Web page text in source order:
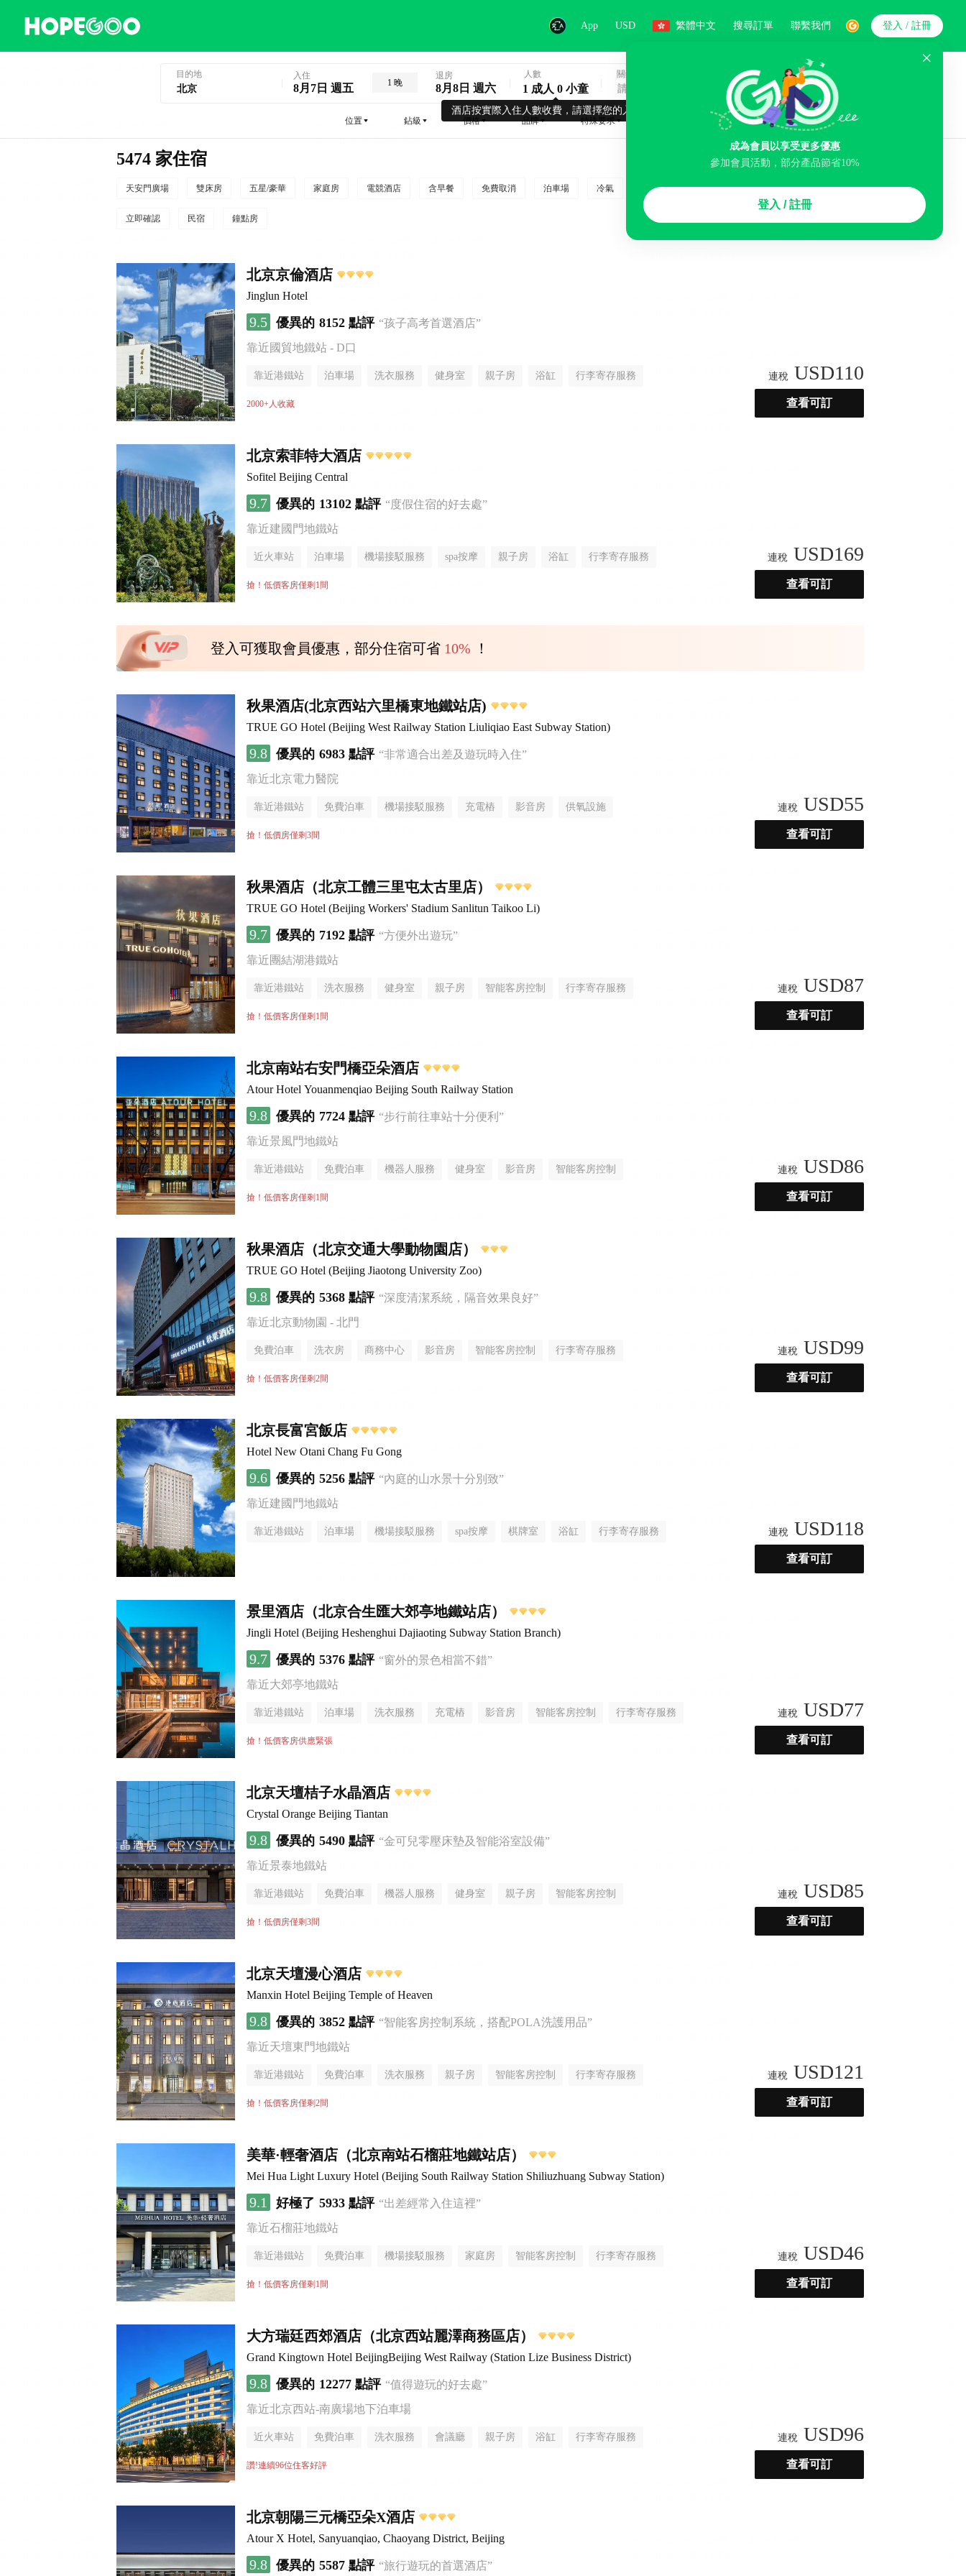
App USD 繁體中文 搜尋訂單 聯繫我們
成為會員以享受更多優惠
參加會員活動，部分產品節省10%
登入 / 註冊
登入 / 註冊
目的地 入住
8月7日 週五 1 晚
退房
8月8日 週六
酒店按實際入住人數收費，請選擇您的入住人數
人數
1 成人 0 小童
關鍵字
搜索
位置 鉆級 價格 品牌 特殊要求
5474 家住宿
天安門廣場 雙床房 五星/豪華 家庭房 電競酒店 含早餐 免費取消 泊車場 冷氣 浴缸 洗衣服務 機場接駁服務
立即確認 民宿 鐘點房
智能排序
北京京倫酒店
Jinglun Hotel
9.5 優異的 8152 點評 “孩子高考首選酒店”
靠近國貿地鐵站 - D口
靠近港鐵站 泊車場 洗衣服務 健身室 親子房 浴缸 行李寄存服務
無煙樓層
2000+人收藏
連稅 USD110
查看可訂
北京索菲特大酒店
Sofitel Beijing Central
9.7 優異的 13102 點評 “度假住宿的好去處”
靠近建國門地鐵站
近火車站 泊車場 機場接駁服務 spa按摩 親子房 浴缸 行李寄存服務
無煙樓層
搶！低價客房僅剩1間
連稅 USD169
查看可訂
登入可獲取會員優惠，部分住宿可省 10% ！
秋果酒店(北京西站六里橋東地鐵站店)
TRUE GO Hotel (Beijing West Railway Station Liuliqiao East Subway Station)
9.8 優異的 6983 點評 “非常適合出差及遊玩時入住”
靠近北京電力醫院
靠近港鐵站 免費泊車 機場接駁服務 充電樁 影音房 供氧設施
行李寄存服務
搶！低價房僅剩3間
連稅 USD55
查看可訂
秋果酒店（北京工體三里屯太古里店）
TRUE GO Hotel (Beijing Workers' Stadium Sanlitun Taikoo Li)
9.7 優異的 7192 點評 “方便外出遊玩”
靠近團結湖港鐵站
靠近港鐵站 洗衣服務 健身室 親子房 智能客房控制 行李寄存服務
無煙樓層
搶！低價客房僅剩1間
連稅 USD87
查看可訂
北京南站右安門橋亞朵酒店
Atour Hotel Youanmenqiao Beijing South Railway Station
9.8 優異的 7724 點評 “步行前往車站十分便利”
靠近景風門地鐵站
靠近港鐵站 免費泊車 機器人服務 健身室 影音房 智能客房控制
行李寄存服務
搶！低價客房僅剩1間
連稅 USD86
查看可訂
秋果酒店（北京交通大學動物園店）
TRUE GO Hotel (Beijing Jiaotong University Zoo)
9.8 優異的 5368 點評 “深度清潔系統，隔音效果良好”
靠近北京動物園 - 北門
免費泊車 洗衣房 商務中心 影音房 智能客房控制 行李寄存服務
搶！低價客房僅剩2間
連稅 USD99
查看可訂
北京長富宮飯店
Hotel New Otani Chang Fu Gong
9.6 優異的 5256 點評 “內庭的山水景十分別致”
靠近建國門地鐵站
靠近港鐵站 泊車場 機場接駁服務 spa按摩 棋牌室 浴缸 行李寄存服務 連稅 USD118
查看可訂
景里酒店（北京合生匯大郊亭地鐵站店）
Jingli Hotel (Beijing Heshenghui Dajiaoting Subway Station Branch)
9.7 優異的 5376 點評 “窗外的景色相當不錯”
靠近大郊亭地鐵站
靠近港鐵站 泊車場 洗衣服務 充電樁 影音房 智能客房控制 行李寄存服務
無煙樓層
搶！低價客房供應緊張
連稅 USD77
查看可訂
北京天壇桔子水晶酒店
Crystal Orange Beijing Tiantan
9.8 優異的 5490 點評 “金可兒零壓床墊及智能浴室設備”
靠近景泰地鐵站
靠近港鐵站 免費泊車 機器人服務 健身室 親子房 智能客房控制
行李寄存服務
搶！低價房僅剩3間
連稅 USD85
查看可訂
北京天壇漫心酒店
Manxin Hotel Beijing Temple of Heaven
9.8 優異的 3852 點評 “智能客房控制系統，搭配POLA洗護用品”
靠近天壇東門地鐵站
靠近港鐵站 免費泊車 洗衣服務 親子房 智能客房控制 行李寄存服務
無煙樓層
搶！低價客房僅剩2間
連稅 USD121
查看可訂
美華·輕奢酒店（北京南站石榴莊地鐵站店）
Mei Hua Light Luxury Hotel (Beijing South Railway Station Shiliuzhuang Subway Station)
9.1 好極了 5933 點評 “出差經常入住這裡”
靠近石榴莊地鐵站
靠近港鐵站 免費泊車 機場接駁服務 家庭房 智能客房控制 行李寄存服務
無煙樓層
搶！低價客房僅剩1間
連稅 USD46
查看可訂
大方瑞廷西郊酒店（北京西站麗澤商務區店）
Grand Kingtown Hotel BeijingBeijing West Railway (Station Lize Business District)
9.8 優異的 12277 點評 “值得遊玩的好去處”
靠近北京西站-南廣場地下泊車場
近火車站 免費泊車 洗衣服務 會議廳 親子房 浴缸 行李寄存服務
讚!連續96位住客好評
連稅 USD96
查看可訂
北京朝陽三元橋亞朵X酒店
Atour X Hotel, Sanyuanqiao, Chaoyang District, Beijing
9.8 優異的 5587 點評 “旅行遊玩的首選酒店”